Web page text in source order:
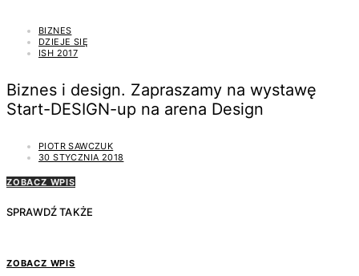
BIZNES
DZIEJE SIĘ
ISH 2017
Biznes i design. Zapraszamy na wystawę
Start-DESIGN-up na arena Design
PIOTR SAWCZUK
30 STYCZNIA 2018
ZOBACZ WPIS
SPRAWDŹ TAKŻE
ZOBACZ WPIS